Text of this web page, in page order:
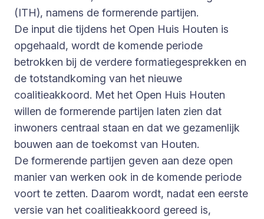
(ITH), namens de formerende partijen.
De input die tijdens het Open Huis Houten is
opgehaald, wordt de komende periode
betrokken bij de verdere formatiegesprekken en
de totstandkoming van het nieuwe
coalitieakkoord. Met het Open Huis Houten
willen de formerende partijen laten zien dat
inwoners centraal staan en dat we gezamenlijk
bouwen aan de toekomst van Houten.
De formerende partijen geven aan deze open
manier van werken ook in de komende periode
voort te zetten. Daarom wordt, nadat een eerste
versie van het coalitieakkoord gereed is,